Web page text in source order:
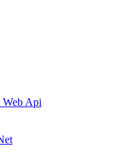
Web Api